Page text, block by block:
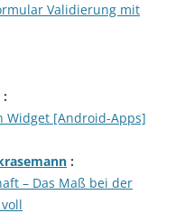
Validierung mit
:
Widget [Android-Apps]
:
– Das Maß bei der